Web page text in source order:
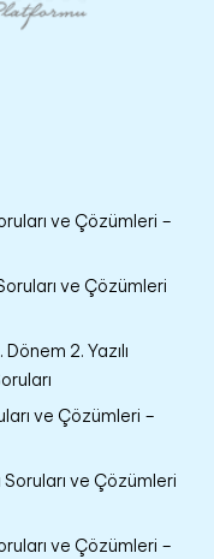
ve Çözümleri –
ve Çözümleri
Dönem 2. Yazılı
ve Çözümleri –
Soruları ve Çözümleri
ve Çözümleri –